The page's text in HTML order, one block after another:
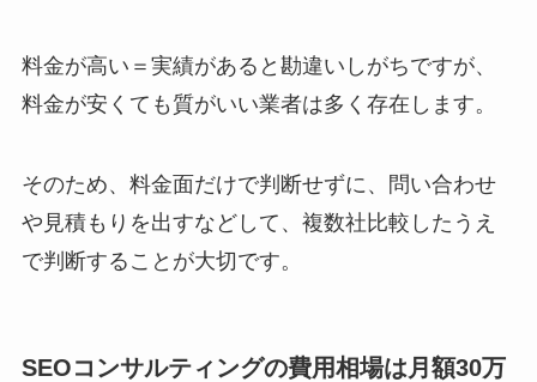
料金が高い＝実績があると勘違いしがちですが、
料金が安くても質がいい業者は多く存在します。
そのため、料金面だけで判断せずに、問い合わせ
や見積もりを出すなどして、複数社比較したうえ
で判断することが大切です。
SEOコンサルティングの費用相場は月額30万